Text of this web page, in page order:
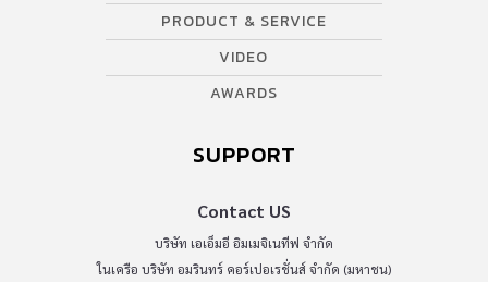
PRODUCT & SERVICE
VIDEO
AWARDS
SUPPORT
Contact US
บริษัท เอเอ็มอี อิมเมจิเนทีฟ จำกัด
ในเครือ บริษัท อมรินทร์ คอร์เปอเรชั่นส์ จำกัด (มหาชน)